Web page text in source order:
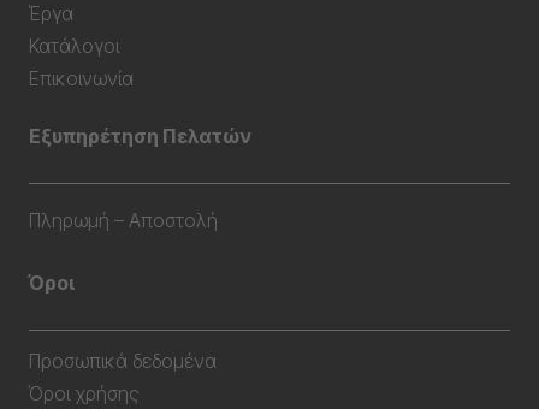
Έργα
Κατάλογοι
Επικοινωνία
Εξυπηρέτηση Πελατών
Πληρωμή – Αποστολή
Όροι
Προσωπικά δεδομένα
Όροι χρήσης